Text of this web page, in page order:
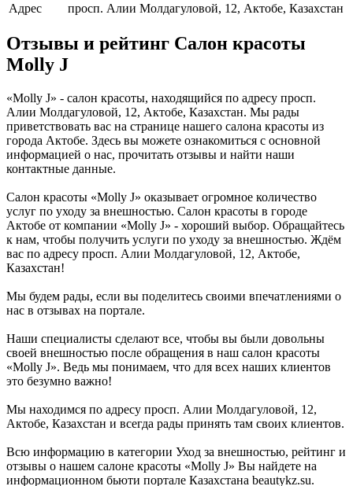
Адрес
просп. Алии Молдагуловой, 12, Актобе, Казахстан
Отзывы и рейтинг Салон красоты
Molly J
«Molly J» - салон красоты, находящийся по адресу просп.
Алии Молдагуловой, 12, Актобе, Казахстан. Мы рады
приветствовать вас на странице нашего салона красоты из
города Актобе. Здесь вы можете ознакомиться с основной
информацией о нас, прочитать отзывы и найти наши
контактные данные.
Салон красоты «Molly J» оказывает огромное количество
услуг по уходу за внешностью. Салон красоты в городе
Актобе от компании «Molly J» - хороший выбор. Обращайтесь
к нам, чтобы получить услуги по уходу за внешностью. Ждём
вас по адресу просп. Алии Молдагуловой, 12, Актобе,
Казахстан!
Мы будем рады, если вы поделитесь своими впечатлениями о
нас в отзывах на портале.
Наши специалисты сделают все, чтобы вы были довольны
своей внешностью после обращения в наш салон красоты
«Molly J». Ведь мы понимаем, что для всех наших клиентов
это безумно важно!
Мы находимся по адресу просп. Алии Молдагуловой, 12,
Актобе, Казахстан и всегда рады принять там своих клиентов.
Всю информацию в категории Уход за внешностью, рейтинг и
отзывы о нашем салоне красоты «Molly J» Вы найдете на
информационном бьюти портале Казахстана beautykz.su.